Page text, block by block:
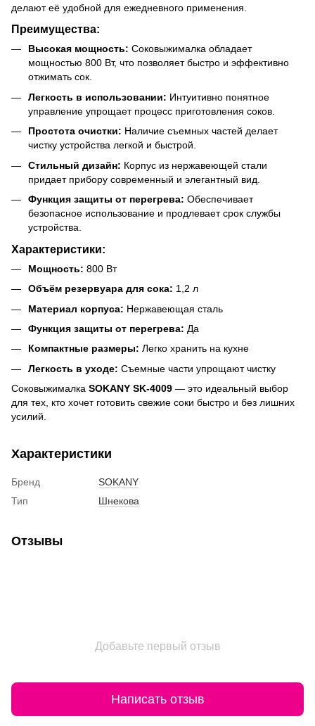
делают её удобной для ежедневного применения.
Преимущества:
Высокая мощность: Соковыжималка обладает
мощностью 800 Вт, что позволяет быстро и эффективно
отжимать сок.
Легкость в использовании: Интуитивно понятное
управление упрощает процесс приготовления соков.
Простота очистки: Наличие съемных частей делает
чистку устройства легкой и быстрой.
Стильный дизайн: Корпус из нержавеющей стали
придает прибору современный и элегантный вид.
Функция защиты от перегрева: Обеспечивает
безопасное использование и продлевает срок службы
устройства.
Характеристики:
Мощность: 800 Вт
Объём резервуара для сока: 1,2 л
Материал корпуса: Нержавеющая сталь
Функция защиты от перегрева: Да
Компактные размеры: Легко хранить на кухне
Легкость в уходе: Съемные части упрощают чистку
Соковыжималка SOKANY SK-4009 — это идеальный выбор
для тех, кто хочет готовить свежие соки быстро и без лишних
усилий.
Характеристики
Бренд
SOKANY
Тип
Шнекова
Отзывы
Добавьте первый отзыв
Написать отзыв